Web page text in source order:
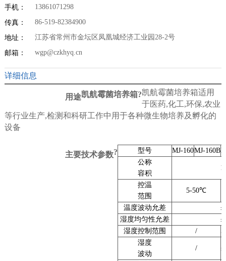
手机： 13861071298
传真： 86-519-82384900
地址： 江苏省常州市金坛区凤凰城经济工业园28-2号
邮箱： wgp@czkhyq.cn
详细信息
凯航霉菌培养箱?
用途
凯航霉菌培养箱适用
于医药,化工,环保,农业
等行业生产,检测和科研工作中用于各种微生物培养及孵化的
设备
?
主要技术参数 型号 MJ-160MJ-160B
公称
容积
控温
范围
5-50℃
温度波动允差
湿度均匀性允差
湿度控制范围
/
湿度
波动
/